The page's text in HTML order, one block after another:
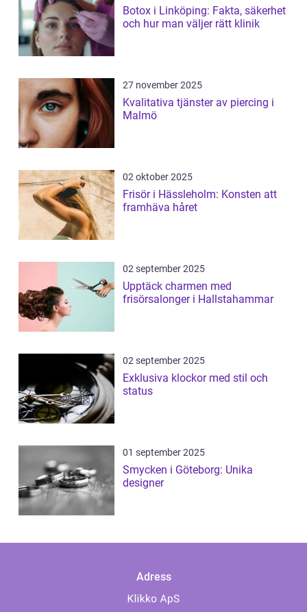
Botox i Linköping: Fakta, säkerhet
och hur man väljer rätt klinik
27 november 2025
Kvalitativa tjänster av piercing i
Malmö
02 oktober 2025
Frisör i Hässleholm: Konsten att
framhäva håret
02 september 2025
Upptäck charmen med
frisörsalonger i Hallstahammar
02 september 2025
Exklusiva klockor med stil och
status
01 september 2025
Smycken i Göteborg: Unika
designer
Adress